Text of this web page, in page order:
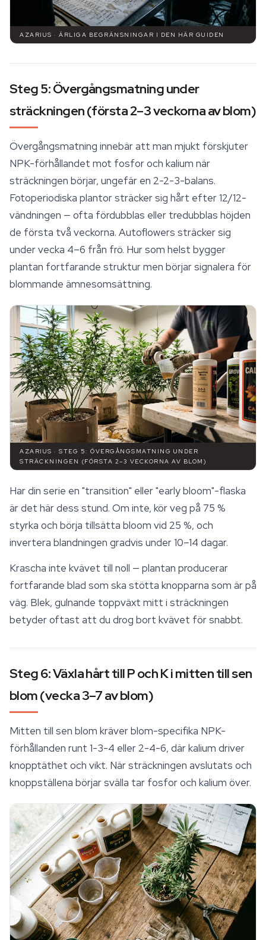
AZARIUS · ÄRLIGA BEGRÄNSNINGAR I DEN HÄR GUIDEN
Steg 5: Övergångsmatning under
sträckningen (första 2–3 veckorna av blom)
Övergångsmatning innebär att man mjukt förskjuter
NPK-förhållandet mot fosfor och kalium när
sträckningen börjar, ungefär en 2-2-3-balans.
Fotoperiodiska plantor sträcker sig hårt efter 12/12-
vändningen — ofta fördubblas eller tredubblas höjden
de första två veckorna. Autoflowers sträcker sig
under vecka 4–6 från frö. Hur som helst bygger
plantan fortfarande struktur men börjar signalera för
blommande ämnesomsättning.
AZARIUS · STEG 5: ÖVERGÅNGSMATNING UNDER
STRÄCKNINGEN (FÖRSTA 2–3 VECKORNA AV BLOM)
Har din serie en "transition" eller "early bloom"-flaska
är det här dess stund. Om inte, kör veg på 75 %
styrka och börja tillsätta bloom vid 25 %, och
invertera blandningen gradvis under 10–14 dagar.
Krascha inte kvävet till noll — plantan producerar
fortfarande blad som ska stötta knopparna som är på
väg. Blek, gulnande toppväxt mitt i sträckningen
betyder oftast att du drog bort kvävet för snabbt.
Steg 6: Växla hårt till P och K i mitten till sen
blom (vecka 3–7 av blom)
Mitten till sen blom kräver blom-specifika NPK-
förhållanden runt 1-3-4 eller 2-4-6, där kalium driver
knopptäthet och vikt. När sträckningen avslutats och
knoppställena börjar svälla tar fosfor och kalium över.